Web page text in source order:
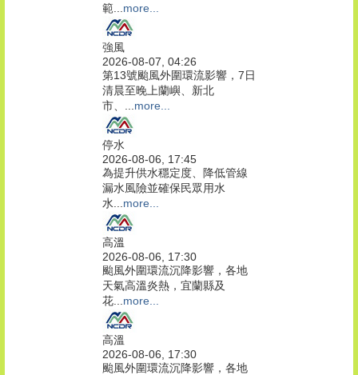
範... more...
強風
2026-08-07, 04:26
第13號颱風外圍環流影響，7日
清晨至晚上蘭嶼、新北
市、... more...
停水
2026-08-06, 17:45
為提升供水穩定度、降低管線
漏水風險並確保民眾用水
水... more...
高溫
2026-08-06, 17:30
颱風外圍環流沉降影響，各地
天氣高溫炎熱，宜蘭縣及
花... more...
高溫
2026-08-06, 17:30
颱風外圍環流沉降影響，各地